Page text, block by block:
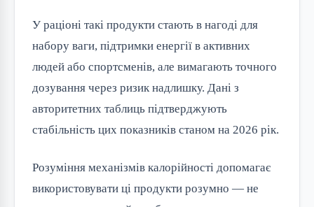
У раціоні такі продукти стають в нагоді для
набору ваги, підтримки енергії в активних
людей або спортсменів, але вимагають точного
дозування через ризик надлишку. Дані з
авторитетних таблиць підтверджують
стабільність цих показників станом на 2026 рік.
Розуміння механізмів калорійності допомагає
використовувати ці продукти розумно — не